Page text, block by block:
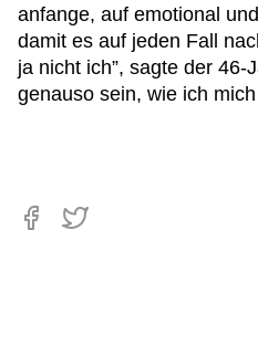
anfange, auf emotional
damit es auf jeden Fall
ja nicht ich”, sagte der 46-
genauso sein, wie ich